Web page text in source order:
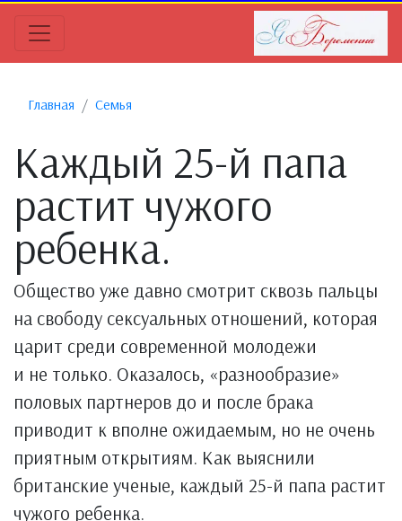
Главная Семья
Каждый 25-й папа
растит чужого
ребенка.
Общество уже давно смотрит сквозь пальцы
на свободу сексуальных отношений, которая
царит среди современной молодежи
и не только. Оказалось, «разнообразие»
половых партнеров до и после брака
приводит к вполне ожидаемым, но не очень
приятным открытиям. Как выяснили
британские ученые, каждый 25-й папа растит
чужого ребенка.